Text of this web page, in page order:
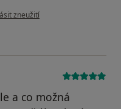
názoru uživatele Rostislav Šmíd
zneužití
a co možná